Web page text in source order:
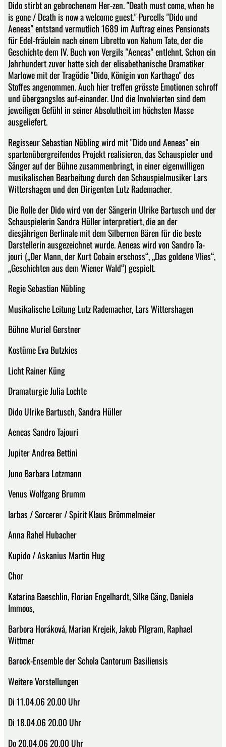
Dido stirbt an gebrochenem Her-zen. "Death must come, when he
is gone / Death is now a welcome guest." Purcells "Dido und
Aeneas" entstand vermutlich 1689 im Auftrag eines Pensionats
für Edel-fräulein nach einem Libretto von Nahum Tate, der die
Geschichte dem IV. Buch von Vergils "Aeneas" entlehnt. Schon ein
Jahrhundert zuvor hatte sich der elisabethanische Dramatiker
Marlowe mit der Tragödie "Dido, Königin von Karthago" des
Stoffes angenommen. Auch hier treffen grösste Emotionen schroff
und übergangslos auf-einander. Und die Involvierten sind dem
jeweiligen Gefühl in seiner Absolutheit im höchsten Masse
ausgeliefert.
Regisseur Sebastian Nübling wird mit "Dido und Aeneas" ein
spartenübergreifendes Projekt realisieren, das Schauspieler und
Sänger auf der Bühne zusammenbringt, in einer eigenwilligen
musikalischen Bearbeitung durch den Schauspielmusiker Lars
Wittershagen und den Dirigenten Lutz Rademacher.
Die Rolle der Dido wird von der Sängerin Ulrike Bartusch und der
Schauspielerin Sandra Hüller interpretiert, die an der
diesjährigen Berlinale mit dem Silbernen Bären für die beste
Darstellerin ausgezeichnet wurde. Aeneas wird von Sandro Ta-
jouri („Der Mann, der Kurt Cobain erschoss“, „Das goldene Vlies“,
„Geschichten aus dem Wiener Wald“) gespielt.
Regie Sebastian Nübling
Musikalische Leitung Lutz Rademacher, Lars Wittershagen
Bühne Muriel Gerstner
Kostüme Eva Butzkies
Licht Rainer Küng
Dramaturgie Julia Lochte
Dido Ulrike Bartusch, Sandra Hüller
Aeneas Sandro Tajouri
Jupiter Andrea Bettini
Juno Barbara Lotzmann
Venus Wolfgang Brumm
Iarbas / Sorcerer / Spirit Klaus Brömmelmeier
Anna Rahel Hubacher
Kupido / Askanius Martin Hug
Chor
Katarina Baeschlin, Florian Engelhardt, Silke Gäng, Daniela
Immoos,
Barbora Horáková, Marian Krejeik, Jakob Pilgram, Raphael
Wittmer
Barock-Ensemble der Schola Cantorum Basiliensis
Weitere Vorstellungen
Di 11.04.06 20.00 Uhr
Di 18.04.06 20.00 Uhr
Do 20.04.06 20.00 Uhr